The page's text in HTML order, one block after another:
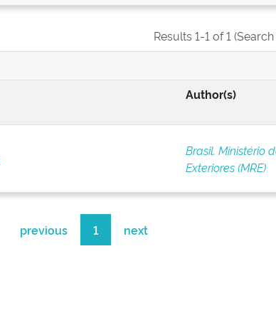
Results 1-1 of 1
Author(s)
Brasil. Ministério
Exteriores (MRE)
previous 1 next